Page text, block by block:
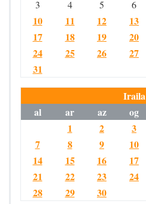
3
4 5 6
10
11 12 13
17
18 19 20
24
25 26 27
31
Iraila
al
ar az og
1
2 3
7
8 9 10
14
15 16 17
21
22 23 24
28
29 30